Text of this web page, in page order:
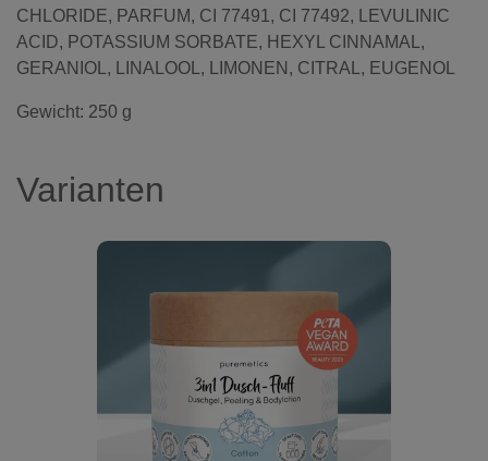
CHLORIDE, PARFUM, CI 77491, CI 77492, LEVULINIC
ACID, POTASSIUM SORBATE, HEXYL CINNAMAL,
GERANIOL, LINALOOL, LIMONEN, CITRAL, EUGENOL
Gewicht: 250 g
Varianten